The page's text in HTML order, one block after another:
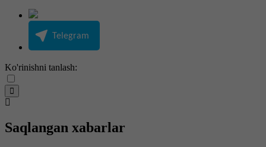
Ko'rinishni tanlash:
Saqlangan xabarlar